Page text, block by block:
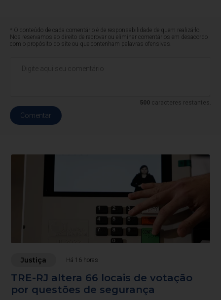
* O conteúdo de cada comentário é de responsabilidade de quem realizá-lo.
Nos reservamos ao direito de reprovar ou eliminar comentários em desacordo
com o propósito do site ou que contenham palavras ofensivas.
500caracteres restantes.
Comentar
Justiça Há 16 horas
TRE-RJ altera 66 locais de votação
por questões de segurança